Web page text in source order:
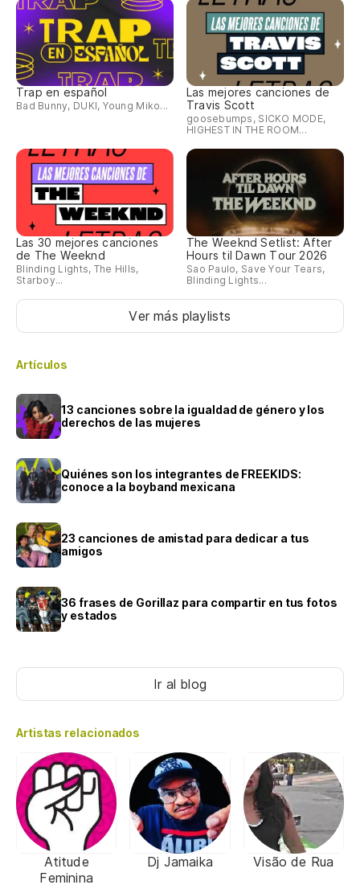
Trap en español
Bad Bunny, DUKI, Young Miko...
Las mejores canciones de
Travis Scott
goosebumps, SICKO MODE,
HIGHEST IN THE ROOM...
Las 30 mejores canciones
de The Weeknd
Blinding Lights, The Hills,
Starboy...
The Weeknd Setlist: After
Hours til Dawn Tour 2026
Sao Paulo, Save Your Tears,
Blinding Lights...
Ver más playlists
Artículos
13 canciones sobre la igualdad de género y los
derechos de las mujeres
Quiénes son los integrantes de FREEKIDS:
conoce a la boyband mexicana
23 canciones de amistad para dedicar a tus
amigos
36 frases de Gorillaz para compartir en tus fotos
y estados
Ir al blog
Artistas relacionados
Atitude
Feminina
Dj Jamaika Visão de Rua